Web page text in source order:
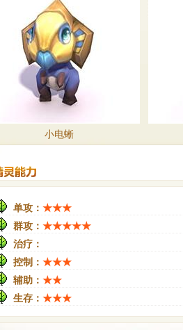
小电蜥
单攻： ★★★
群攻： ★★★★★
治疗：
控制： ★★★
辅助： ★★
生存： ★★★